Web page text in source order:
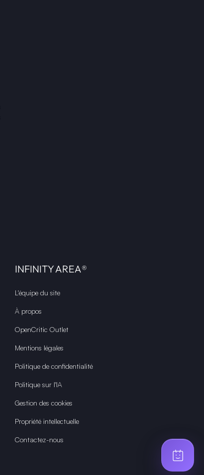
INFINITY AREA®
L'équipe du site
À propos
OpenCritic Outlet
Mentions légales
Politique de confidentialité
Politique sur l'IA
Gestion des cookies
Propriété intellectuelle
Contactez-nous